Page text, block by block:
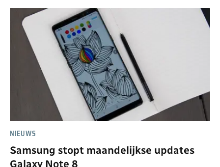
NIEUWS
Samsung stopt maandelijkse updates
Galaxy Note 8